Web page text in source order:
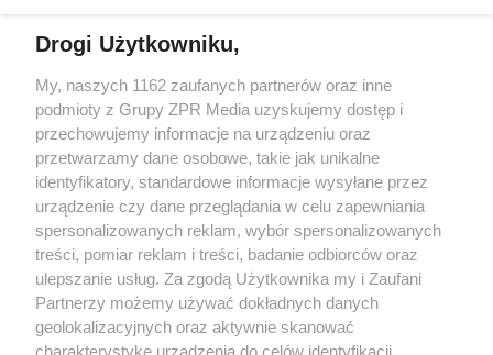
rozpowszechniany lub dalej rozpowszechniany w jakikolwiek sposób
(w tym także elektroniczny lub mechaniczny) na jakimkolwiek polu
eksploatacji w jakiejkolwiek formie, włącznie z umieszczaniem w
Internecie bez pisemnej zgody właściciela praw. Jakiekolwiek użycie
lub wykorzystanie utworów w całości lub w części z naruszeniem
prawa, tzn. bez właściwej zgody, jest zabronione pod groźbą kary i
może być ścigane prawnie.
Drogi Użytkowniku,
My, naszych 1162 zaufanych partnerów oraz inne
podmioty z Grupy ZPR Media uzyskujemy dostęp i
przechowujemy informacje na urządzeniu oraz
przetwarzamy dane osobowe, takie jak unikalne
identyfikatory, standardowe informacje wysyłane przez
urządzenie czy dane przeglądania w celu zapewniania
spersonalizowanych reklam, wybór spersonalizowanych
treści, pomiar reklam i treści, badanie odbiorców oraz
ulepszanie usług. Za zgodą Użytkownika my i Zaufani
Partnerzy możemy używać dokładnych danych
geolokalizacyjnych oraz aktywnie skanować
charakterystykę urządzenia do celów identyfikacji.